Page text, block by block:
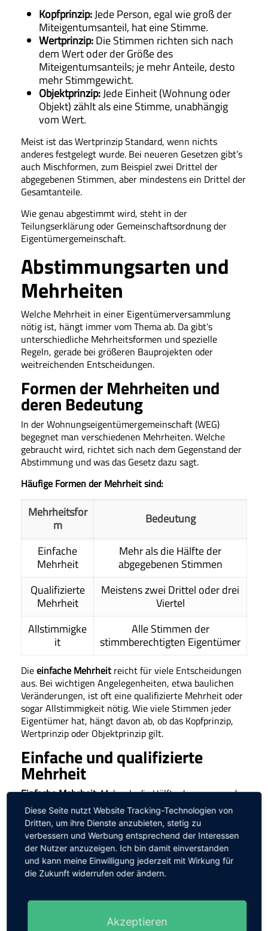
Kopfprinzip:Jede Person, egal wie groß der
Miteigentumsanteil, hat eine Stimme.
Wertprinzip:Die Stimmen richten sich nach
dem Wert oder der Größe des
Miteigentumsanteils; je mehr Anteile, desto
mehr Stimmgewicht.
Objektprinzip:Jede Einheit (Wohnung oder
Objekt) zählt als eine Stimme, unabhängig
vom Wert.
Meist ist das Wertprinzip Standard, wenn nichts
anderes festgelegt wurde. Bei neueren Gesetzen gibt’s
auch Mischformen, zum Beispiel zwei Drittel der
abgegebenen Stimmen, aber mindestens ein Drittel der
Gesamtanteile.
Wie genau abgestimmt wird, steht in der
Teilungserklärung oder Gemeinschaftsordnung der
Eigentümergemeinschaft.
Abstimmungsarten und
Mehrheiten
Welche Mehrheit in einer Eigentümerversammlung
nötig ist, hängt immer vom Thema ab. Da gibt’s
unterschiedliche Mehrheitsformen und spezielle
Regeln, gerade bei größeren Bauprojekten oder
weitreichenden Entscheidungen.
Formen der Mehrheiten und
deren Bedeutung
In der Wohnungseigentümergemeinschaft (WEG)
begegnet man verschiedenen Mehrheiten. Welche
gebraucht wird, richtet sich nach dem Gegenstand der
Abstimmung und was das Gesetz dazu sagt.
Häufige Formen der Mehrheit sind:
Mehrheitsfor
m
Bedeutung
Einfache
Mehrheit
Mehr als die Hälfte der
abgegebenen Stimmen
Qualifizierte
Mehrheit
Meistens zwei Drittel oder drei
Viertel
Allstimmigke
it
Alle Stimmen der
stimmberechtigten Eigentümer
Dieeinfache Mehrheit reicht für viele Entscheidungen
aus. Bei wichtigen Angelegenheiten, etwa baulichen
Veränderungen, ist oft eine qualifizierte Mehrheit oder
sogar Allstimmigkeit nötig. Wie viele Stimmen jeder
Eigentümer hat, hängt davon ab, ob das Kopfprinzip,
Wertprinzip oder Objektprinzip gilt.
Einfache und qualifizierte
Mehrheit
Einfache Mehrheit:Mehr als die Hälfte der anwesenden
oder vertretenen Eigentümer stimmt zu. Meist zählt
jede Stimme gleich (Kopfprinzip). Das gilt für die
meisten Beschlüsse rund ums Gemeinschaftseigentum.
Beispiel:Bei 10 anwesenden Eigentümern genügen 6
Stimmen für eine einfache Mehrheit.
Modernisierungen oder wichtige Vertragsänderungen –
sind 2/3 oder 3/4 der Stimmen nötig. Was genau
Diese Seite nutzt Website Tracking-Technologien von
Dritten, um ihre Dienste anzubieten, stetig zu
verbessern und Werbung entsprechend der Interessen
der Nutzer anzuzeigen. Ich bin damit einverstanden
und kann meine Einwilligung jederzeit mit Wirkung für
die Zukunft widerrufen oder ändern.
Akzeptieren